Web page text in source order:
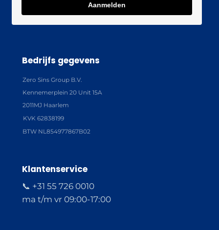
Aanmelden
Bedrijfs gegevens
Zero Sins Group B.V.
Kennemerplein 20 Unit 15A
2011MJ Haarlem
KVK 62838199
BTW NL854977867B02
Klantenservice
📞 +31 55 726 0010
ma t/m vr 09:00-17:00